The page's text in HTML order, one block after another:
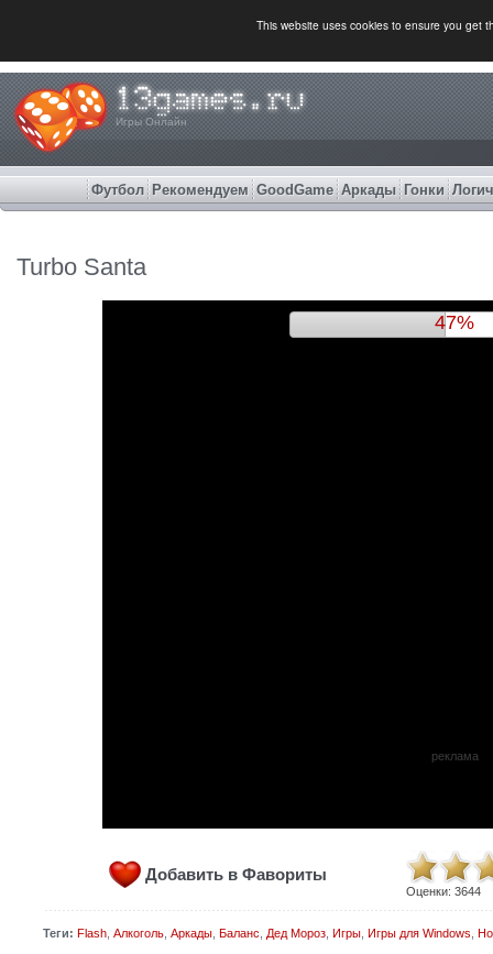
This website uses cookies to ensure you get
Игры Онлайн
Футбол Рекомендуем GoodGame Аркады Гонки
Turbo Santa
51%
реклама
Добавить в Фавориты
Оценки: 3644
Теги: Flash, Алкоголь, Аркады, Баланс Дед Мороз, Игры, Игры для Windows